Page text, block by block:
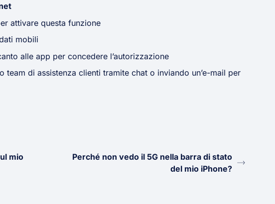
attivare questa funzione
mobili
alle app per concedere l’autorizzazione
di assistenza clienti tramite chat o inviando un’e-mail per
mio
Perché non vedo il 5G nella barra di stato
del mio iPhone?